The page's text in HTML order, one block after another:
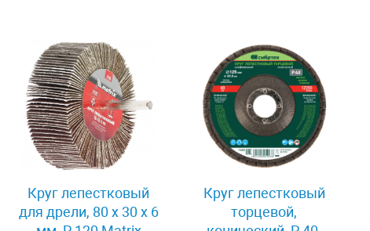
Круг лепестковый
для дрели, 80 х 30 х 6
Круг лепестковый
торцевой,